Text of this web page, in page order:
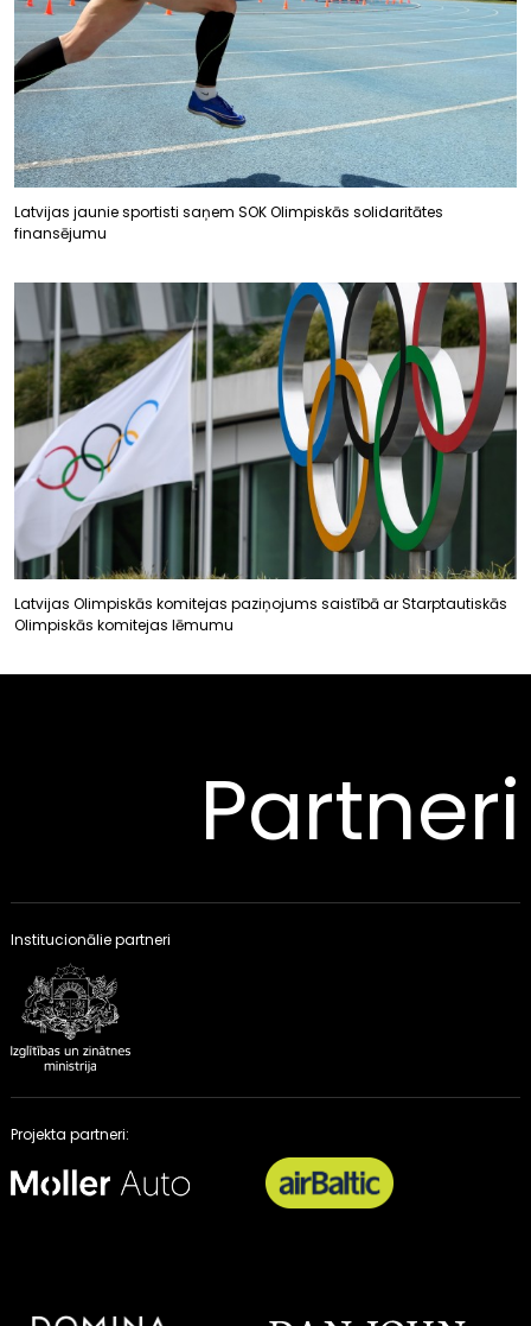
Latvijas jaunie sportisti saņem SOK Olimpiskās solidaritātes
finansējumu
Latvijas Olimpiskās komitejas paziņojums saistībā ar Starptautiskās
Olimpiskās komitejas lēmumu
Partneri
Institucionālie partneri
Projekta partneri: